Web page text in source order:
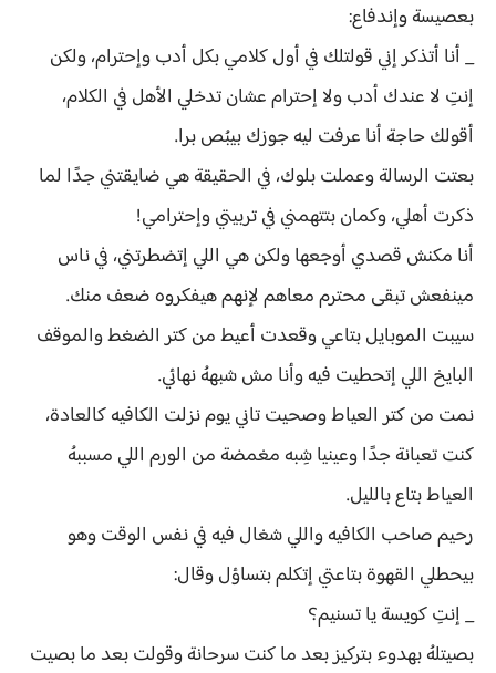
بعصيسة وإندفاع:
_ أنا أتذكر إني قولتلك في أول كلامي بكل أدب وإحترام، ولكن
إنتِ لا عندك أدب ولا إحترام عشان تدخلي الأهل في الكلام،
أقولك حاجة أنا عرفت ليه جوزك بيبُص برا.
بعتت الرسالة وعملت بلوك، في الحقيقة هي ضايقتني جدًا لما
ذكرت أهلي، وكمان بتتهمني في تربيتي وإحترامي!
أنا مكنش قصدي أوجعها ولكن هي اللي إتضطرتني، في ناس
مينفعش تبقى محترم معاهم لإنهم هيفكروه ضعف منك.
سيبت الموبايل بتاعي وقعدت أعيط من كتر الضغط والموقف
البايخ اللي إتحطيت فيه وأنا مش شبههُ نهائي.
نمت من كتر العياط وصحيت تاني يوم نزلت الكافيه كالعادة،
كنت تعبانة جدًا وعينيا شِبه مغمضة من الورم اللي مسببهُ
العياط بتاع بالليل.
رحيم صاحب الكافيه واللي شغال فيه في نفس الوقت وهو
بيحطلي القهوة بتاعتي إتكلم بتساؤل وقال:
_ إنتِ كويسة يا تسنيم؟
بصيتلهُ بهدوء بتركيز بعد ما كنت سرحانة وقولت بعد ما بصيت